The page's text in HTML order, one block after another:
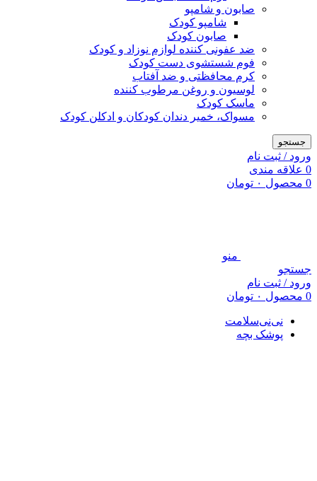
صابون و شامپو
شامپو کودک
صابون کودک
ضد عفونی کننده لوازم نوزاد و کودک
فوم شستشوی دست کودک
کرم محافظتی و ضد آفتاب
لوسیون و روغن مرطوب کننده
ماسک کودک
مسواک، خمیر دندان کودکان و ادکلن کودک
جستجو
ورود / ثبت نام
0 علاقه مندی
0 محصول ۰ تومان
منو
جستجو
ورود / ثبت نام
0 محصول ۰ تومان
نی‌نی‌سلامت
پوشک بچه